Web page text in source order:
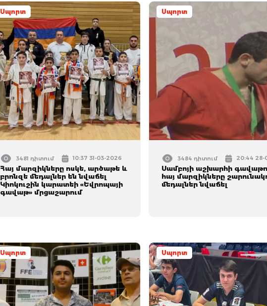
Սպորտ
3481 դիտում 10:37 31-03-2026
Հայ մարզիկները ոսկե, արծաթե և
բրոնզե մեդալներ են նվաճել
Կիոկուշին կարատեի «Եվրոպայի
գավաթ» մրցաշարում
Սպորտ
3484 դիտում 20:44 28-
Սամբոյի աշխարհի
հայ մարզիկները
մեդալներ նվաճել
Սպորտ Սպորտ